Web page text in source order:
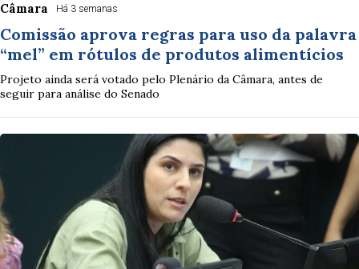
Câmara Há 3 semanas
Comissão aprova regras para uso da palavra
“mel” em rótulos de produtos alimentícios
Projeto ainda será votado pelo Plenário da Câmara, antes de
seguir para análise do Senado